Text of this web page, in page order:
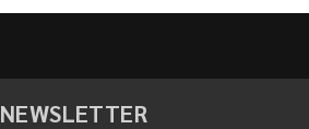
NEWSLETTER